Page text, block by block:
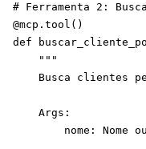
# Ferramenta 2:
@mcp.tool()
def
    """
Busca clientes
    Args:
nome: Nome